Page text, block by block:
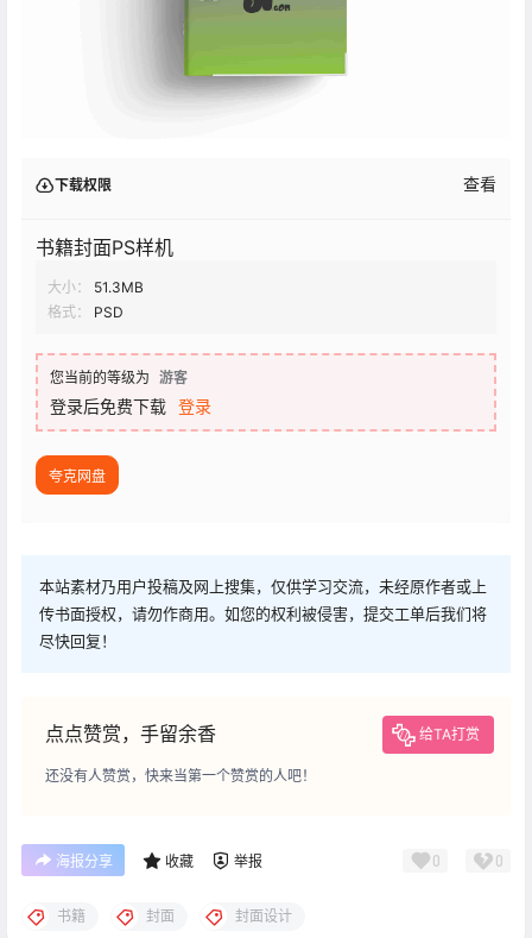
下载权限 查看
书籍封面PS样机
大小：
51.3MB
格式：
PSD
您当前的等级为 游客
登录后免费下载 登录
夸克网盘
本站素材乃用户投稿及网上搜集，仅供学习交流，未经原作者或上
传书面授权，请勿作商用。如您的权利被侵害，提交工单后我们将
尽快回复！
点点赞赏，手留余香 给TA打赏
还没有人赞赏，快来当第一个赞赏的人吧！
海报分享 收藏 举报 0 0
书籍 封面 封面设计